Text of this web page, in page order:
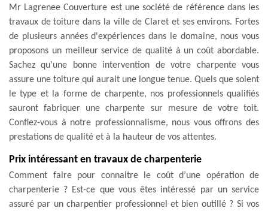
Mr Lagrenee Couverture est une société de référence dans les
travaux de toiture dans la ville de Claret et ses environs. Fortes
de plusieurs années d'expériences dans le domaine, nous vous
proposons un meilleur service de qualité à un coût abordable.
Sachez qu'une bonne intervention de votre charpente vous
assure une toiture qui aurait une longue tenue. Quels que soient
le type et la forme de charpente, nos professionnels qualifiés
sauront fabriquer une charpente sur mesure de votre toit.
Confiez-vous à notre professionnalisme, nous vous offrons des
prestations de qualité et à la hauteur de vos attentes.
Prix intéressant en travaux de charpenterie
Comment faire pour connaitre le coût d’une opération de
charpenterie ? Est-ce que vous êtes intéressé par un service
assuré par un charpentier professionnel et bien outillé ? Si vos